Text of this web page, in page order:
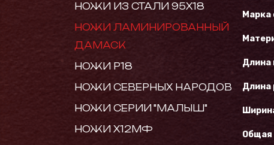
НОЖИ ИЗ СТАЛИ 95Х18
НОЖИ ЛАМИНИРОВАННЫЙ
ДАМАСК
НОЖИ Р18
НОЖИ СЕВЕРНЫХ НАРОДОВ
НОЖИ СЕРИИ "МАЛЫШ"
НОЖИ Х12МФ
Марка
Длина
Длина
Общая